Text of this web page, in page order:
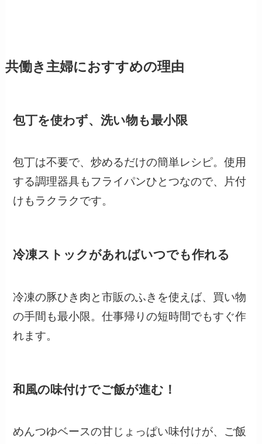
共働き主婦におすすめの理由
包丁を使わず、洗い物も最小限
包丁は不要で、炒めるだけの簡単レシピ。使用
する調理器具もフライパンひとつなので、片付
けもラクラクです。
冷凍ストックがあればいつでも作れる
冷凍の豚ひき肉と市販のふきを使えば、買い物
の手間も最小限。仕事帰りの短時間でもすぐ作
れます。
和風の味付けでご飯が進む！
めんつゆベースの甘じょっぱい味付けが、ご飯